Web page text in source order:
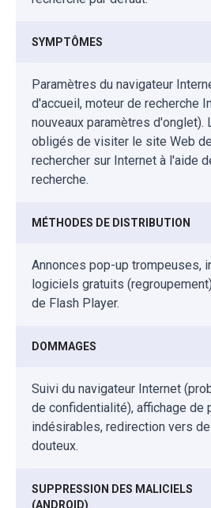
SYMPTÔMES
Paramètres du navigateur
d'accueil, moteur de recherche
nouveaux paramètres
obligés de visiter le site Web
rechercher sur Internet à l'aide
recherche.
MÉTHODES DE DISTRIBUTION
Annonces pop-up trompeuses,
logiciels gratuits
de Flash Player.
DOMMAGES
Suivi du navigateur Internet
de confidentialité), affichage de
indésirables, redirection vers
douteux.
SUPPRESSION DES MALICIELS
(ANDROID)